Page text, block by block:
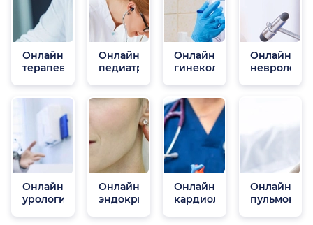
Онлайн
терапевты
Онлайн
педиатры
Онлайн
гинекологи
Онлайн
неврологи
Онлайн
урологи
Онлайн
эндокринологи
Онлайн
кардиологи
Онлайн